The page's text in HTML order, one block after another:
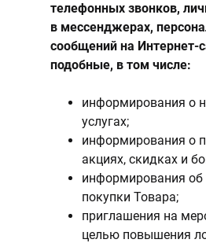
телефонных звонков,
в мессенджерах,
сообщений на Интернет-
подобные, в том числе:
информирования о
услугах;
информирования о
акциях, скидках и
информирования об
покупки Товара;
приглашения на
целью повышения